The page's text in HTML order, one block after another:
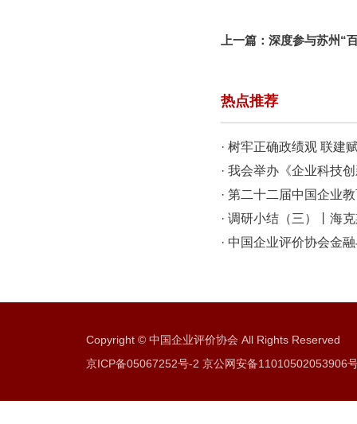
上一篇： 深度参与苏州“
热点推荐
· 树牢正确政绩观 联建
会商会开展联学共建主
· 我会举办《企业科技
会
· 第二十二届中国企业
开
· 调研小结（三）丨海
级”质量底座
· 中国企业评价协会金
Copyright © 中国企业评价协会 All Rights Reserved
京ICP备05067252号-2 京公网安备11010502053906